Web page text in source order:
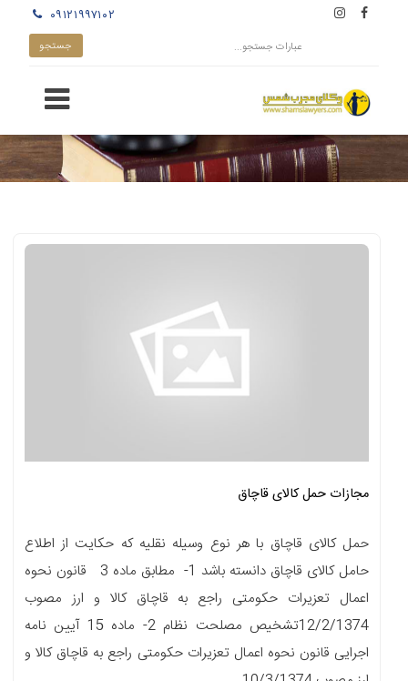
۰۹۱۲۱۹۹۷۱۰۲
مجازات حمل کالای قاچاق
حمل کالای قاچاق با هر نوع وسیله نقلیه که حکایت از اطلاع
حامل کالای قاچاق دانسته باشد 1- مطابق ماده 3 قانون نحوه
اعمال تعزیرات حکومتی راجع به قاچاق کالا و ارز مصوب
12/2/1374تشخیص مصلحت نظام 2- ماده 15 آیین نامه
اجرایی قانون نحوه اعمال تعزیرات حکومتی راجع به قاچاق کالا و